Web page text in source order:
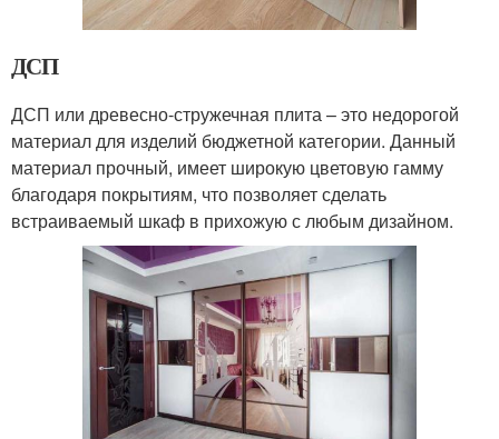
ДСП
ДСП или древесно-стружечная плита – это недорогой
материал для изделий бюджетной категории. Данный
материал прочный, имеет широкую цветовую гамму
благодаря покрытиям, что позволяет сделать
встраиваемый шкаф в прихожую с любым дизайном.